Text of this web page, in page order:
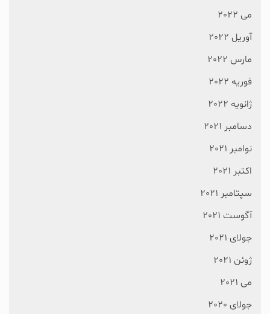
می 2022
آوریل 2022
مارس 2022
فوریه 2022
ژانویه 2022
دسامبر 2021
نوامبر 2021
اکتبر 2021
سپتامبر 2021
آگوست 2021
جولای 2021
ژوئن 2021
می 2021
جولای 2020